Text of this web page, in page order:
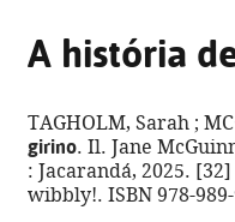
A história
TAGHOLM, Sarah ;
girino. Il. Jane
: Jacarandá, 2025.
wibbly!. ISBN 978-